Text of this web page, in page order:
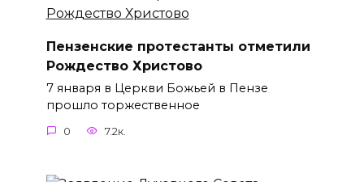
Пензенские протестанты отметили
Рождество Христово
7 января в Церкви Божьей в Пензе
прошло торжественное
0 7.2к.